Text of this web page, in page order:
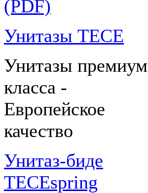
(PDF)
Унитазы TECE
Унитазы премиум
класса -
Европейское
качество
Унитаз-биде
TECEspring